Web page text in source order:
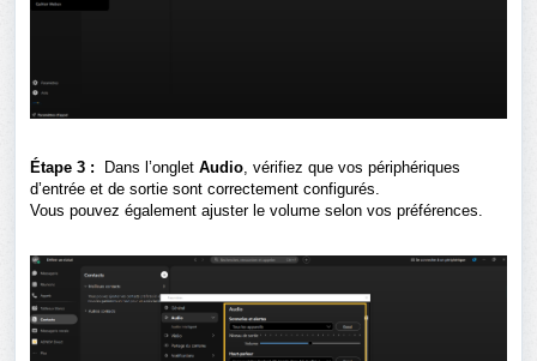
Étape 3 : Dans l’onglet Audio , vérifiez que vos périphériques
d’entrée et de sortie sont correctement configurés.
Vous pouvez également ajuster le volume selon vos préférences.